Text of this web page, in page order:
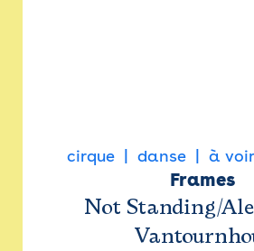
cirque danse à
Frames
Not Standing/